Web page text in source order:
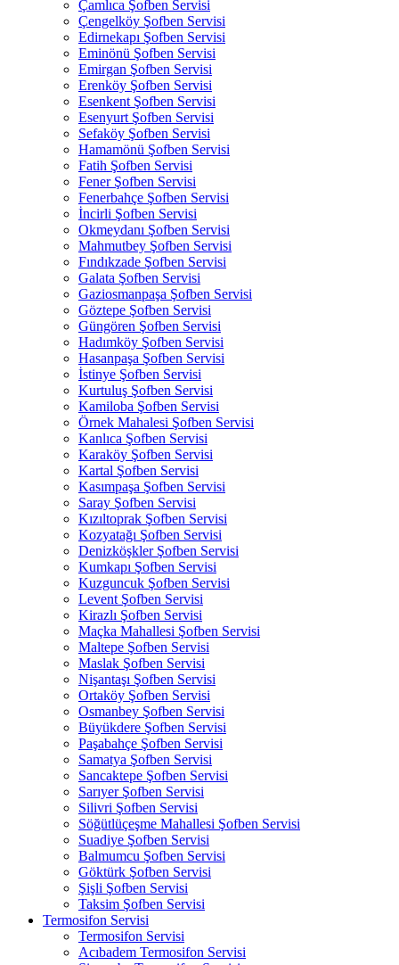
Çamlıca Şofben Servisi
Çengelköy Şofben Servisi
Edirnekapı Şofben Servisi
Eminönü Şofben Servisi
Emirgan Şofben Servisi
Erenköy Şofben Servisi
Esenkent Şofben Servisi
Esenyurt Şofben Servisi
Sefaköy Şofben Servisi
Hamamönü Şofben Servisi
Fatih Şofben Servisi
Fener Şofben Servisi
Fenerbahçe Şofben Servisi
İncirli Şofben Servisi
Okmeydanı Şofben Servisi
Mahmutbey Şofben Servisi
Fındıkzade Şofben Servisi
Galata Şofben Servisi
Gaziosmanpaşa Şofben Servisi
Göztepe Şofben Servisi
Güngören Şofben Servisi
Hadımköy Şofben Servisi
Hasanpaşa Şofben Servisi
İstinye Şofben Servisi
Kurtuluş Şofben Servisi
Kamiloba Şofben Servisi
Örnek Mahalesi Şofben Servisi
Kanlıca Şofben Servisi
Karaköy Şofben Servisi
Kartal Şofben Servisi
Kasımpaşa Şofben Servisi
Saray Şofben Servisi
Kızıltoprak Şofben Servisi
Kozyatağı Şofben Servisi
Denizköşkler Şofben Servisi
Kumkapı Şofben Servisi
Kuzguncuk Şofben Servisi
Levent Şofben Servisi
Kirazlı Şofben Servisi
Maçka Mahallesi Şofben Servisi
Maltepe Şofben Servisi
Maslak Şofben Servisi
Nişantaşı Şofben Servisi
Ortaköy Şofben Servisi
Osmanbey Şofben Servisi
Büyükdere Şofben Servisi
Paşabahçe Şofben Servisi
Samatya Şofben Servisi
Sancaktepe Şofben Servisi
Sarıyer Şofben Servisi
Silivri Şofben Servisi
Söğütlüçeşme Mahallesi Şofben Servisi
Suadiye Şofben Servisi
Balmumcu Şofben Servisi
Göktürk Şofben Servisi
Şişli Şofben Servisi
Taksim Şofben Servisi
Termosifon Servisi
Termosifon Servisi
Acıbadem Termosifon Servisi